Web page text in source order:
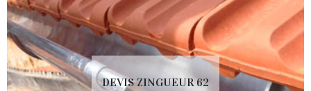
DEVIS ZINGUEUR 62